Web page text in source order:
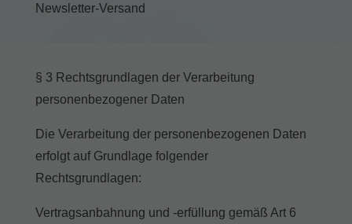
Newsletter-Versand
§ 3 Rechtsgrundlagen der Verarbeitung
personenbezogener Daten
Die Verarbeitung der personenbezogenen Daten
erfolgt auf Grundlage folgender
Rechtsgrundlagen:
Vertragsanbahnung und -erfüllung gemäß Art 6